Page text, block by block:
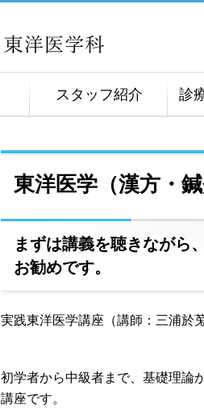
スタッフ紹介 診
東洋医学（漢方・
まずは講義を聴きながら
お勧めです。
実践東洋医学講座（講師：三浦於
初学者から中級者まで、基礎理論
講座です。